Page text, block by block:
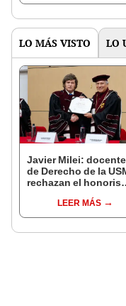
LO MÁS VISTO LO
Javier Milei:
de Derecho de la
rechazan el honoris
presidente de
LEER MÁS